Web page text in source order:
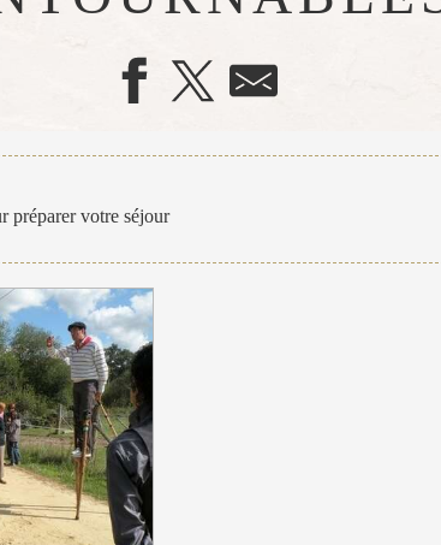
préparer votre séjour